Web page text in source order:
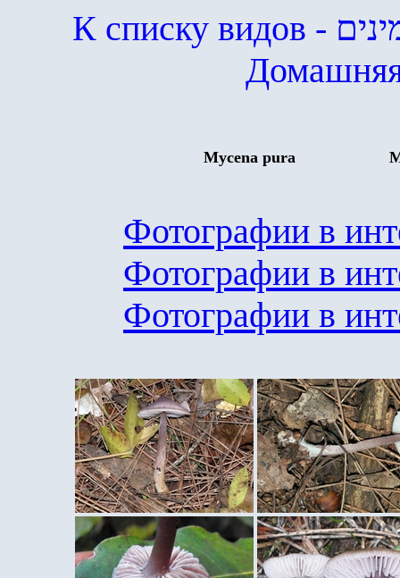
К списку видов
Mycena pura
Фотографии в
Фотографии в
Фотографии в